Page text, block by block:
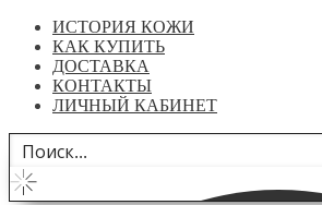
ИСТОРИЯ КОЖИ
КАК КУПИТЬ
ДОСТАВКА
КОНТАКТЫ
ЛИЧНЫЙ КАБИНЕТ